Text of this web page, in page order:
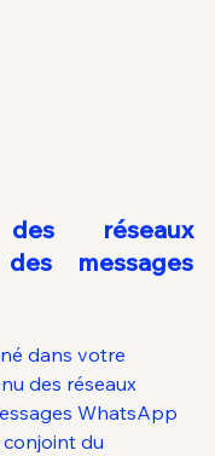
des réseaux
messages
dans votre
des réseaux
WhatsApp
du